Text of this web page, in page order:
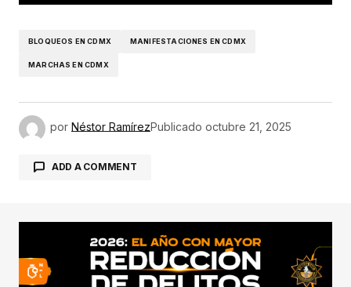
BLOQUEOS EN CDMX MANIFESTACIONES EN CDMX
MARCHAS EN CDMX
por Néstor RamírezPublicado octubre 21, 2025
ADD A COMMENT
conectado